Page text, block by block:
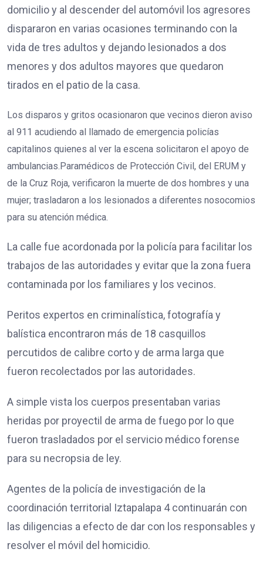
domicilio y al descender del automóvil los agresores
dispararon en varias ocasiones terminando con la
vida de tres adultos y dejando lesionados a dos
menores y dos adultos mayores que quedaron
tirados en el patio de la casa.
Los disparos y gritos ocasionaron que vecinos dieron aviso
al 911 acudiendo al llamado de emergencia policías
capitalinos quienes al ver la escena solicitaron el apoyo de
ambulancias.Paramédicos de Protección Civil, del ERUM y
de la Cruz Roja, verificaron la muerte de dos hombres y una
mujer; trasladaron a los lesionados a diferentes nosocomios
para su atención médica.
La calle fue acordonada por la policía para facilitar los
trabajos de las autoridades y evitar que la zona fuera
contaminada por los familiares y los vecinos.
Peritos expertos en criminalística, fotografía y
balística encontraron más de 18 casquillos
percutidos de calibre corto y de arma larga que
fueron recolectados por las autoridades.
A simple vista los cuerpos presentaban varias
heridas por proyectil de arma de fuego por lo que
fueron trasladados por el servicio médico forense
para su necropsia de ley.
Agentes de la policía de investigación de la
coordinación territorial Iztapalapa 4 continuarán con
las diligencias a efecto de dar con los responsables y
resolver el móvil del homicidio.